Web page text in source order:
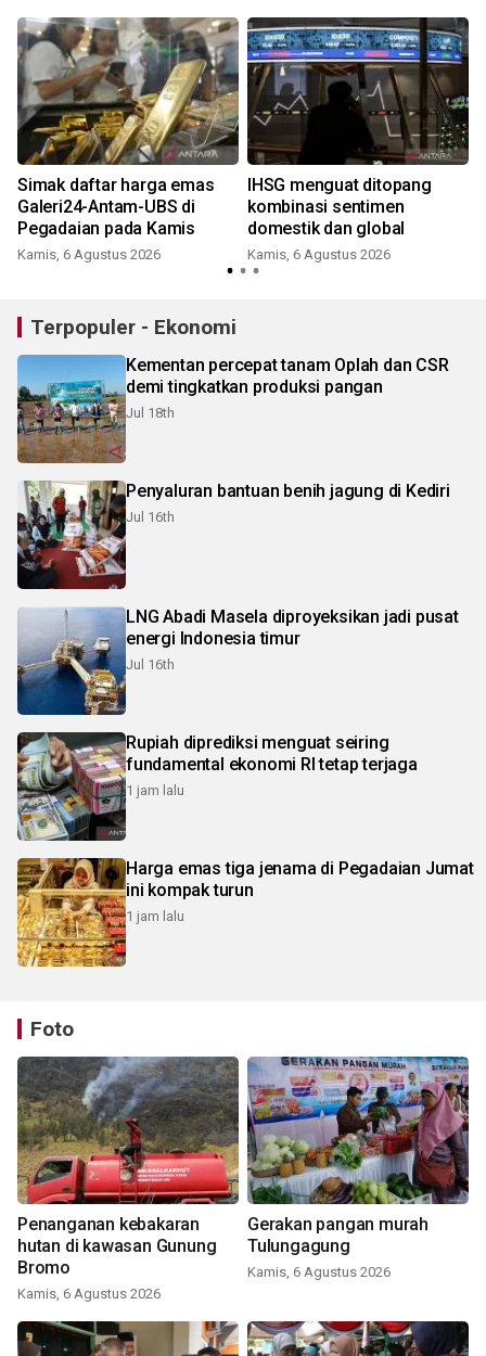
Simak daftar harga emas
Galeri24-Antam-UBS di
Pegadaian pada Kamis
Kamis, 6 Agustus 2026
IHSG menguat ditopang
kombinasi sentimen
domestik dan global
Kamis, 6 Agustus 2026
Terpopuler - Ekonomi
Kementan percepat tanam Oplah dan CSR
demi tingkatkan produksi pangan
Jul 18th
Penyaluran bantuan benih jagung di Kediri
Jul 16th
LNG Abadi Masela diproyeksikan jadi pusat
energi Indonesia timur
Jul 16th
Rupiah diprediksi menguat seiring
fundamental ekonomi RI tetap terjaga
1 jam lalu
Harga emas tiga jenama di Pegadaian Jumat
ini kompak turun
1 jam lalu
Foto
Penanganan kebakaran
hutan di kawasan Gunung
Bromo
Kamis, 6 Agustus 2026
Gerakan pangan murah
Tulungagung
Kamis, 6 Agustus 2026